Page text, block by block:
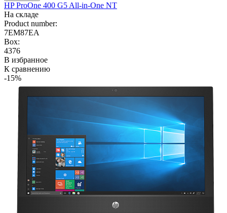
HP ProOne 400 G5 All-in-One NT
На складе
Product number:
7EM87EA
Box:
4376
В избранное
К сравнению
-15%